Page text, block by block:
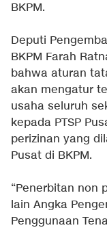
BKPM.
Deputi
BKPM Farah
bahwa aturan
akan mengatur
usaha seluruh
kepada PTSP
perizinan yang
Pusat di BKPM.
“Penerbitan non
lain Angka
Penggunaan